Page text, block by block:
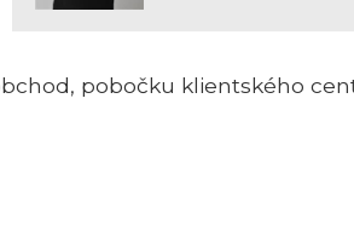
pobočku klientského